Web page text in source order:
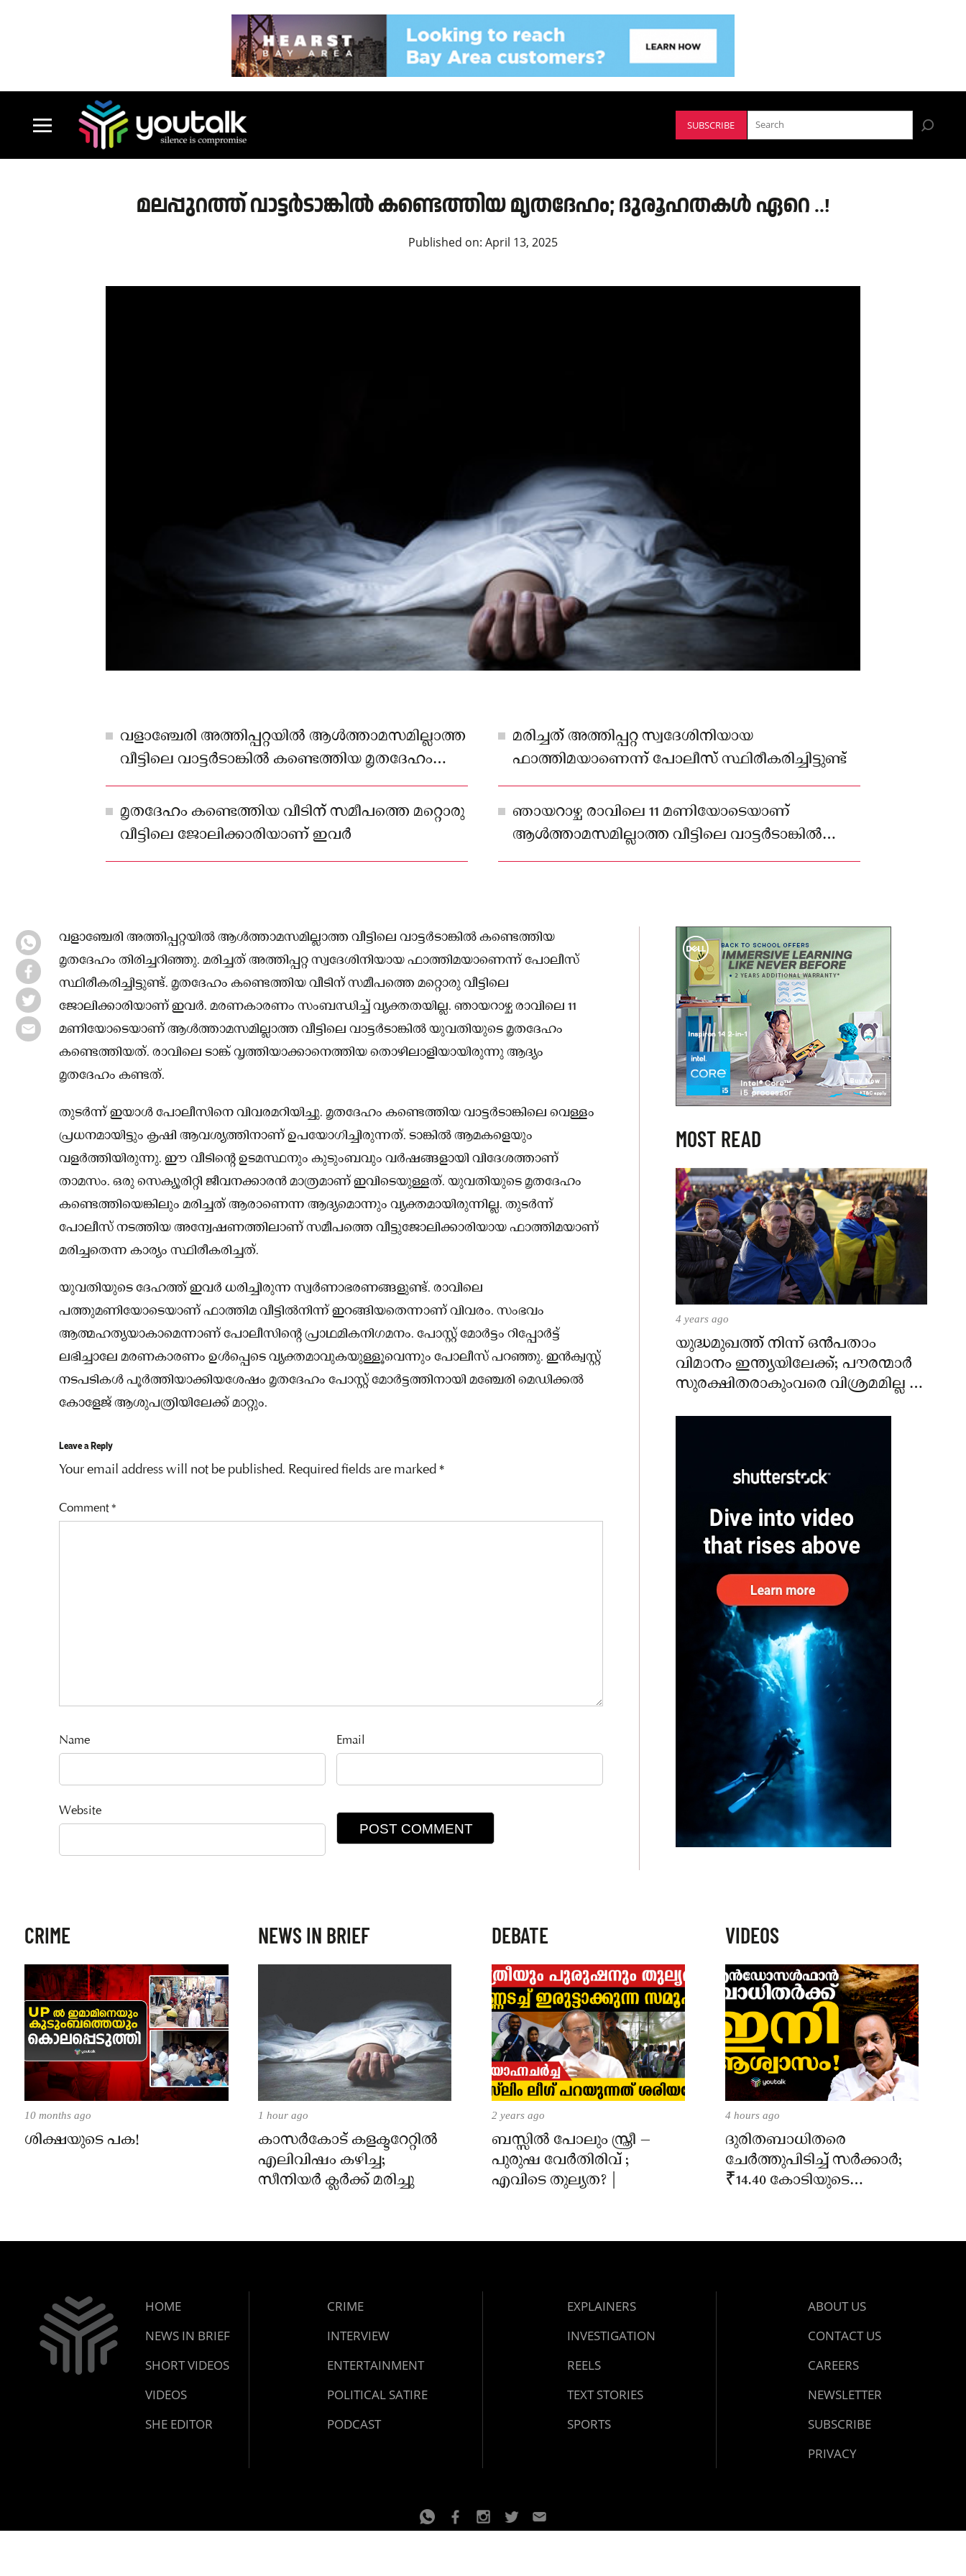
SUBSCRIBE
മലപ്പുറത്ത് വാട്ടർടാങ്കിൽ കണ്ടെത്തിയ മൃതദേഹം; ദുരൂഹതകൾ ഏറെ ..!
Published on: April 13, 2025
വളാഞ്ചേരി അത്തിപ്പറ്റയില്‍ ആള്‍ത്താമസമില്ലാത്ത
വീട്ടിലെ വാട്ടര്‍ടാങ്കില്‍ കണ്ടെത്തിയ മൃതദേഹം
തിരിച്ചറിഞ്ഞു
മരിച്ചത് അത്തിപ്പറ്റ സ്വദേശിനിയായ
ഫാത്തിമയാണെന്ന് പോലീസ് സ്ഥിരീകരിച്ചിട്ടുണ്ട്
മൃതദേഹം കണ്ടെത്തിയ വീടിന് സമീപത്തെ മറ്റൊരു
വീട്ടിലെ ജോലിക്കാരിയാണ് ഇവര്‍
ഞായറാഴ്ച രാവിലെ 11 മണിയോടെയാണ്
ആള്‍ത്താമസമില്ലാത്ത വീട്ടിലെ വാട്ടര്‍ടാങ്കില്‍
യുവതിയുടെ മൃതദേഹം കണ്ടെത്തിയത്
വളാഞ്ചേരി അത്തിപ്പറ്റയില്‍ ആള്‍ത്താമസമില്ലാത്ത വീട്ടിലെ വാട്ടര്‍ടാങ്കില്‍ കണ്ടെത്തിയ
മൃതദേഹം തിരിച്ചറിഞ്ഞു. മരിച്ചത് അത്തിപ്പറ്റ സ്വദേശിനിയായ ഫാത്തിമയാണെന്ന് പോലീസ്
സ്ഥിരീകരിച്ചിട്ടുണ്ട്. മൃതദേഹം കണ്ടെത്തിയ വീടിന് സമീപത്തെ മറ്റൊരു വീട്ടിലെ
ജോലിക്കാരിയാണ് ഇവര്‍. മരണകാരണം സംബന്ധിച്ച് വ്യക്തതയില്ല. ഞായറാഴ്ച രാവിലെ 11
മണിയോടെയാണ് ആള്‍ത്താമസമില്ലാത്ത വീട്ടിലെ വാട്ടര്‍ടാങ്കില്‍ യുവതിയുടെ മൃതദേഹം
കണ്ടെത്തിയത്. രാവിലെ ടാങ്ക് വൃത്തിയാക്കാനെത്തിയ തൊഴിലാളിയായിരുന്നു ആദ്യം
മൃതദേഹം കണ്ടത്.
തുടര്‍ന്ന് ഇയാൾ പോലീസിനെ വിവരമറിയിച്ചു. മൃതദേഹം കണ്ടെത്തിയ വാട്ടര്‍ടാങ്കിലെ വെള്ളം
പ്രധനമായിട്ടും കൃഷി ആവശ്യത്തിനാണ് ഉപയോഗിച്ചിരുന്നത്. ടാങ്കില്‍ ആമകളെയും
വളര്‍ത്തിയിരുന്നു. ഈ വീടിന്റെ ഉടമസ്ഥനും കുടുംബവും വര്‍ഷങ്ങളായി വിദേശത്താണ്
താമസം. ഒരു സെക്യൂരിറ്റി ജീവനക്കാരന്‍ മാത്രമാണ് ഇവിടെയുള്ളത്. യുവതിയുടെ മൃതദേഹം
കണ്ടെത്തിയെങ്കിലും മരിച്ചത് ആരാണെന്ന ആദ്യമൊന്നും വ്യക്തമായിരുന്നില്ല. തുടര്‍ന്ന്
പോലീസ് നടത്തിയ അന്വേഷണത്തിലാണ് സമീപത്തെ വീട്ടുജോലിക്കാരിയായ ഫാത്തിമയാണ്
മരിച്ചതെന്ന കാര്യം സ്ഥിരീകരിച്ചത്.
യുവതിയുടെ ദേഹത്ത് ഇവര്‍ ധരിച്ചിരുന്ന സ്വര്‍ണാഭരണങ്ങളുണ്ട്. രാവിലെ
പത്തുമണിയോടെയാണ് ഫാത്തിമ വീട്ടില്‍നിന്ന് ഇറങ്ങിയതെന്നാണ് വിവരം. സംഭവം
ആത്മഹത്യയാകാമെന്നാണ് പോലീസിന്റെ പ്രാഥമികനിഗമനം. പോസ്റ്റ് മോര്‍ട്ടം റിപ്പോര്‍ട്ട്
ലഭിച്ചാലേ മരണകാരണം ഉള്‍പ്പെടെ വ്യക്തമാവുകയുള്ളൂവെന്നും പോലീസ് പറഞ്ഞു. ഇന്‍ക്വസ്റ്റ്
നടപടികള്‍ പൂര്‍ത്തിയാക്കിയശേഷം മൃതദേഹം പോസ്റ്റ് മോര്‍ട്ടത്തിനായി മഞ്ചേരി മെഡിക്കല്‍
കോളേജ് ആശുപത്രിയിലേക്ക് മാറ്റും.
Leave a Reply
Your email address will not be published. Required fields are marked*
Comment*
Name Email
Website
MOST READ
4 years ago
യുദ്ധമുഖത്ത് നിന്ന് ഒൻപതാം
വിമാനം ഇന്ത്യയിലേക്ക്; പൗരന്മാർ
സുരക്ഷിതരാകുംവരെ വിശ്രമമില്ല –
CRIME
10 months ago
ശിക്ഷയുടെ പക!
NEWS IN BRIEF
1 hour ago
കാസർകോട് കളക്ടറേറ്റിൽ
എലിവിഷം കഴിച്ച;
സീനിയർ ക്ലർക്ക് മരിച്ചു
DEBATE
2 years ago
ബസ്സിൽ പോലും സ്ത്രീ –
പുരുഷ വേർതിരിവ് ;
എവിടെ തുല്യത? |
VIDEOS
4 hours ago
ദുരിതബാധിതരെ
ചേർത്തുപിടിച്ച് സർക്കാർ;
₹14.40 കോടിയുടെ
HOME
NEWS IN BRIEF
SHORT VIDEOS
VIDEOS
SHE EDITOR
CRIME
INTERVIEW
ENTERTAINMENT
POLITICAL SATIRE
PODCAST
EXPLAINERS
INVESTIGATION
REELS
TEXT STORIES
SPORTS
ABOUT US
CONTACT US
CAREERS
NEWSLETTER
SUBSCRIBE
PRIVACY